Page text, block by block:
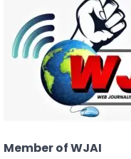
Member of WJAI